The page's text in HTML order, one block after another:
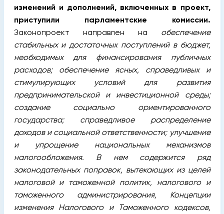
изменений и дополнений, включенных в проект,
приступили парламентские комиссии.
Законопроект направлен на обеспечение
стабильных и достаточных поступлений в бюджет,
необходимых для финансирования публичных
расходов; обеспечение ясных, справедливых и
стимулирующих условий для развития
предпринимательской и инвестиционной среды;
создание социально ориентированного
государства; справедливое распределение
доходов и социальной ответственности; улучшение
и упрощение национальных механизмов
налогообложения. В нем содержится ряд
законодательных поправок, вытекающих из целей
налоговой и таможенной политик, налогового и
таможенного администрирования, Концепции
изменения Налогового и Таможенного кодексов,